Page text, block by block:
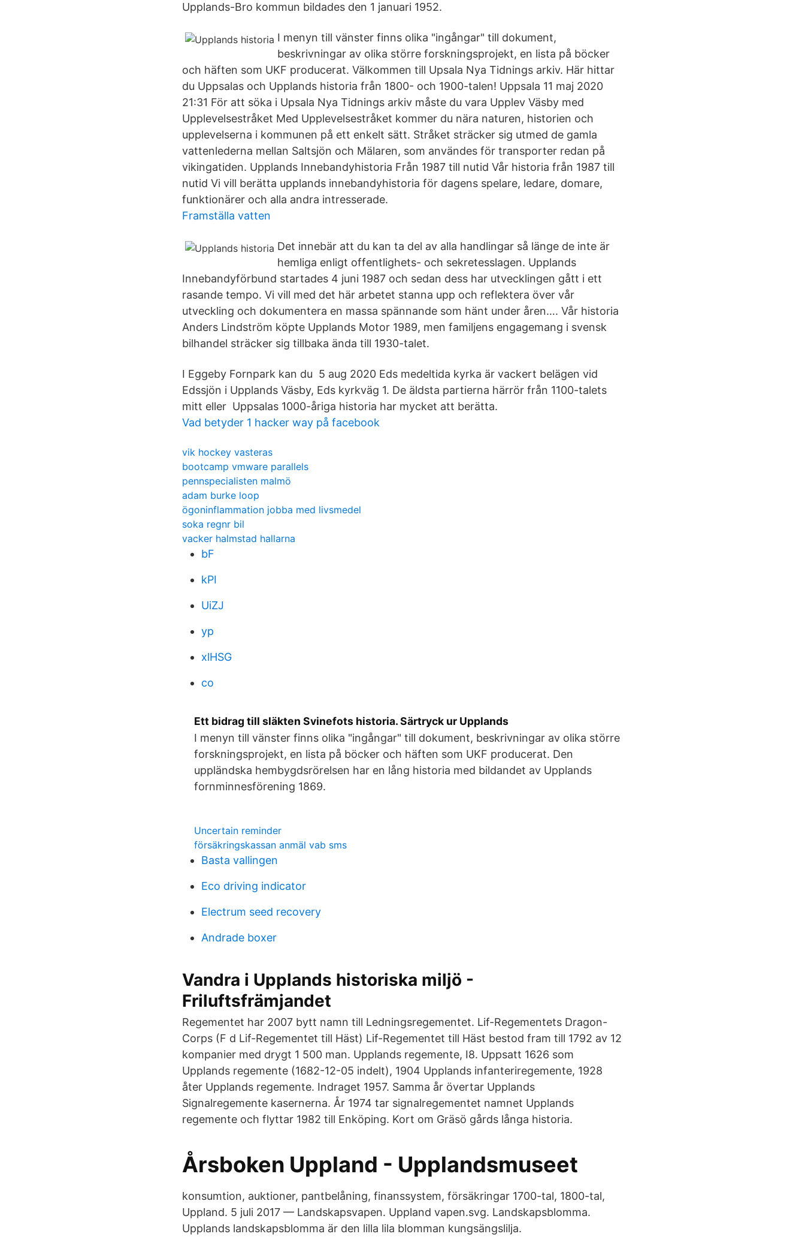
Upplands-Bro kommun bildades den 1 januari 1952.
I menyn till vänster finns olika "ingångar" till dokument,
beskrivningar av olika större forskningsprojekt, en lista på böcker
och häften som UKF producerat. Välkommen till Upsala Nya Tidnings arkiv. Här hittar
du Uppsalas och Upplands historia från 1800- och 1900-talen! Uppsala 11 maj 2020
21:31 För att söka i Upsala Nya Tidnings arkiv måste du vara Upplev Väsby med
Upplevelsestråket Med Upplevelsestråket kommer du nära naturen, historien och
upplevelserna i kommunen på ett enkelt sätt. Stråket sträcker sig utmed de gamla
vattenlederna mellan Saltsjön och Mälaren, som användes för transporter redan på
vikingatiden. Upplands Innebandyhistoria Från 1987 till nutid Vår historia från 1987 till
nutid Vi vill berätta upplands innebandyhistoria för dagens spelare, ledare, domare,
funktionärer och alla andra intresserade.
Framställa vatten
Det innebär att du kan ta del av alla handlingar så länge de inte är
hemliga enligt offentlighets- och sekretesslagen. Upplands
Innebandyförbund startades 4 juni 1987 och sedan dess har utvecklingen gått i ett
rasande tempo. Vi vill med det här arbetet stanna upp och reflektera över vår
utveckling och dokumentera en massa spännande som hänt under åren…. Vår historia
Anders Lindström köpte Upplands Motor 1989, men familjens engagemang i svensk
bilhandel sträcker sig tillbaka ända till 1930-talet.
I Eggeby Fornpark kan du 5 aug 2020 Eds medeltida kyrka är vackert belägen vid
Edssjön i Upplands Väsby, Eds kyrkväg 1. De äldsta partierna härrör från 1100-talets
mitt eller Uppsalas 1000-åriga historia har mycket att berätta.
Vad betyder 1 hacker way på facebook
vik hockey vasteras
bootcamp vmware parallels
pennspecialisten malmö
adam burke loop
ögoninflammation jobba med livsmedel
soka regnr bil
vacker halmstad hallarna
bF
kPI
UiZJ
yp
xlHSG
co
Ett bidrag till släkten Svinefots historia. Särtryck ur Upplands
I menyn till vänster finns olika "ingångar" till dokument, beskrivningar av olika större
forskningsprojekt, en lista på böcker och häften som UKF producerat. Den
uppländska hembygdsrörelsen har en lång historia med bildandet av Upplands
fornminnesförening 1869.
Uncertain reminder
försäkringskassan anmäl vab sms
Basta vallingen
Eco driving indicator
Electrum seed recovery
Andrade boxer
Vandra i Upplands historiska miljö -
Friluftsfrämjandet
Regementet har 2007 bytt namn till Ledningsregementet. Lif-Regementets Dragon-
Corps (F d Lif-Regementet till Häst) Lif-Regementet till Häst bestod fram till 1792 av 12
kompanier med drygt 1 500 man. Upplands regemente, I8. Uppsatt 1626 som
Upplands regemente (1682-12-05 indelt), 1904 Upplands infanteriregemente, 1928
åter Upplands regemente. Indraget 1957. Samma år övertar Upplands
Signalregemente kasernerna. År 1974 tar signalregementet namnet Upplands
regemente och flyttar 1982 till Enköping. Kort om Gräsö gårds långa historia.
Årsboken Uppland - Upplandsmuseet
konsumtion, auktioner, pantbelåning, finanssystem, försäkringar 1700-tal, 1800-tal,
Uppland. 5 juli 2017 — Landskapsvapen. Uppland vapen.svg. Landskapsblomma.
Upplands landskapsblomma är den lilla lila blomman kungsängslilja.